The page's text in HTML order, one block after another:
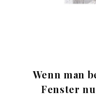
Wenn man
Fenster